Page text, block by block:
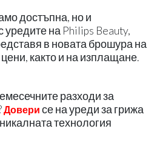
достъпна, но и
на Philips Beauty,
в новата брошура на
както и на изплащане.
разходи за
Довери се на уреди за грижа
технология